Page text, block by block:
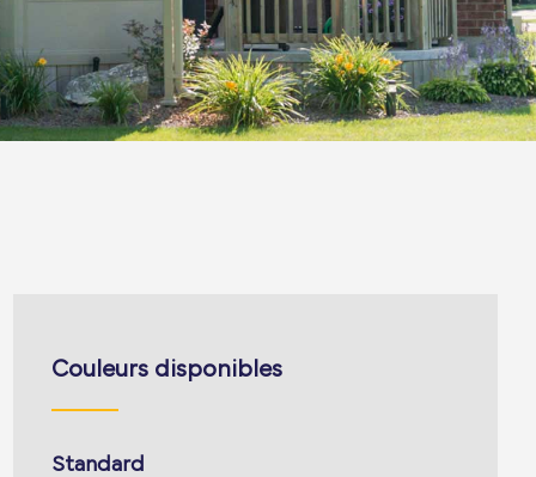
Couleurs disponibles
Standard